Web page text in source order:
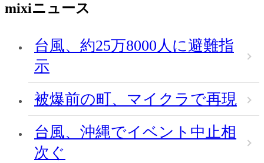
mixiニュース
台風、約25万8000人に避難指
示
被爆前の町、マイクラで再現
台風、沖縄でイベント中止相
次ぐ